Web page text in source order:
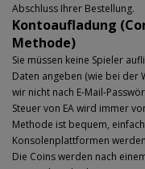
Abschluss Ihrer Bestellung.
Kontoaufladung
Methode)
Sie müssen keine Spieler
Daten angeben (wie bei der
wir nicht nach E-Mail-
Steuer von EA wird immer
Methode ist bequem,
Konsolenplattformen
Die Coins werden nach